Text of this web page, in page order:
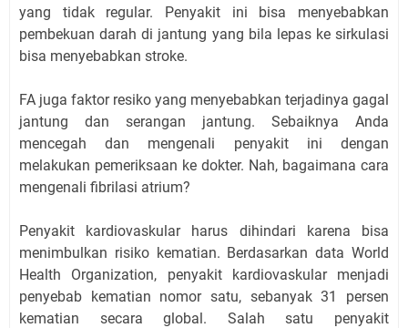
yang tidak regular. Penyakit ini bisa menyebabkan
pembekuan darah di jantung yang bila lepas ke sirkulasi
bisa menyebabkan stroke.
FA juga faktor resiko yang menyebabkan terjadinya gagal
jantung dan serangan jantung. Sebaiknya Anda
mencegah dan mengenali penyakit ini dengan
melakukan pemeriksaan ke dokter. Nah, bagaimana cara
mengenali fibrilasi atrium?
Penyakit kardiovaskular harus dihindari karena bisa
menimbulkan risiko kematian. Berdasarkan data World
Health Organization, penyakit kardiovaskular menjadi
penyebab kematian nomor satu, sebanyak 31 persen
kematian secara global. Salah satu penyakit